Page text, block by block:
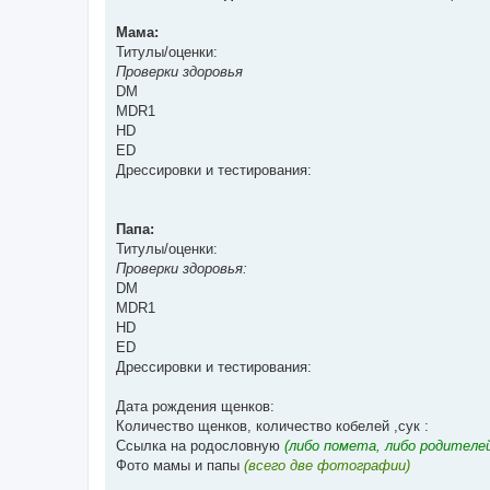
Мама:
Титулы/оценки:
Проверки здоровья
DM
MDR1
HD
ED
Дрессировки и тестирования:
Папа:
Титулы/оценки:
Проверки здоровья:
DM
MDR1
HD
ED
Дрессировки и тестирования:
Дата рождения щенков:
Количество щенков, количество кобелей ,сук :
Ссылка на родословную (либо помета, либо
Фото мамы и папы (всего две фотографии)